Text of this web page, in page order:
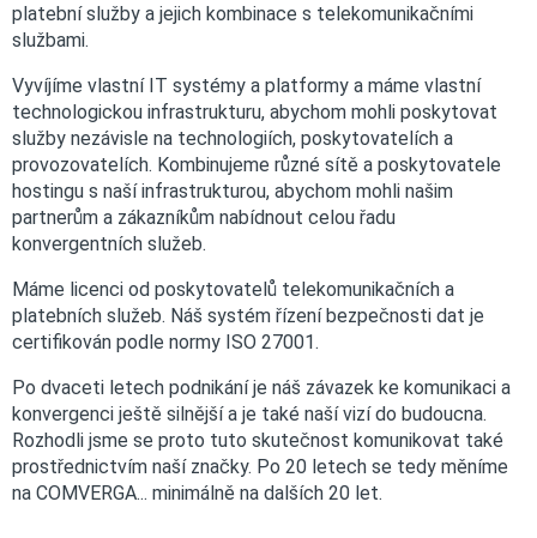
platební služby a jejich kombinace s telekomunikačními
službami.
Vyvíjíme vlastní IT systémy a platformy a máme vlastní
technologickou infrastrukturu, abychom mohli poskytovat
služby nezávisle na technologiích, poskytovatelích a
provozovatelích. Kombinujeme různé sítě a poskytovatele
hostingu s naší infrastrukturou, abychom mohli našim
partnerům a zákazníkům nabídnout celou řadu
konvergentních služeb.
Máme licenci od poskytovatelů telekomunikačních a
platebních služeb. Náš systém řízení bezpečnosti dat je
certifikován podle normy ISO 27001.
Po dvaceti letech podnikání je náš závazek ke komunikaci a
konvergenci ještě silnější a je také naší vizí do budoucna.
Rozhodli jsme se proto tuto skutečnost komunikovat také
prostřednictvím naší značky. Po 20 letech se tedy měníme
na COMVERGA... minimálně na dalších 20 let.